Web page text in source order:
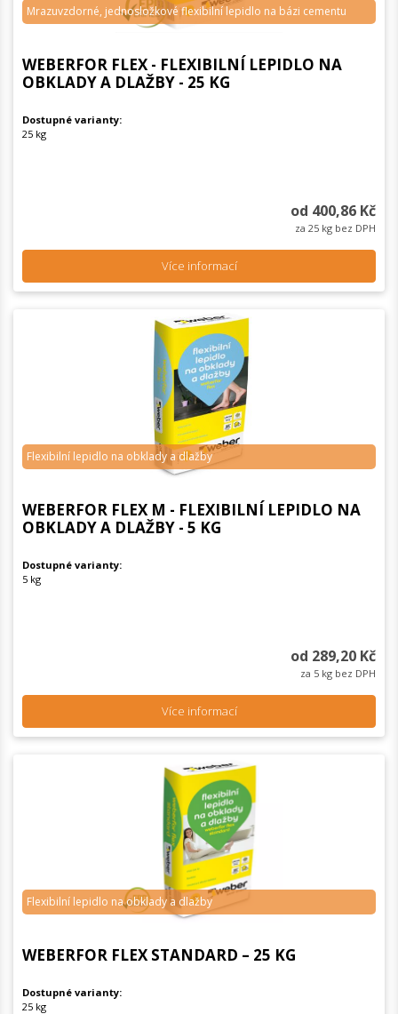
Mrazuvzdorné, jednosložkové flexibilní lepidlo na bázi cementu
WEBERFOR FLEX - FLEXIBILNÍ LEPIDLO NA
OBKLADY A DLAŽBY - 25 KG
Dostupné varianty:
25 kg
od 400,86 Kč
za 25 kg bez DPH
Více informací
Flexibilní lepidlo na obklady a dlažby
WEBERFOR FLEX M - FLEXIBILNÍ LEPIDLO NA
OBKLADY A DLAŽBY - 5 KG
Dostupné varianty:
5 kg
od 289,20 Kč
za 5 kg bez DPH
Více informací
Flexibilní lepidlo na obklady a dlažby
WEBERFOR FLEX STANDARD – 25 KG
Dostupné varianty:
25 kg